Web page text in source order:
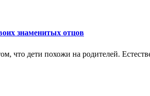
знаменитых отцов
что дети похожи на родителей.